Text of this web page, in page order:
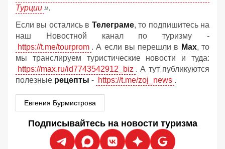
Турции ».
Если вы остались в Телеграме, то подпишитесь на
наш Новостной канал по туризму -
https://t.me/tourprom . А если вы перешли в Мах, то
мы транслируем туристические новости и туда:
https://max.ru/id7743542912_biz . А тут публикуются
полезные рецепты - https://t.me/zoj_news .
Евгения Бурмистрова
Подписывайтесь на новости туризма